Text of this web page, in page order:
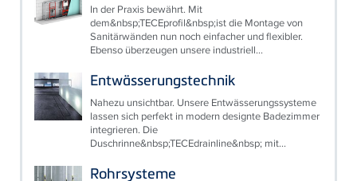
In der Praxis bewährt. Mit
dem&nbsp;TECEprofil&nbsp;ist die Montage von
Sanitärwänden nun noch einfacher und flexibler.
Ebenso überzeugen unsere industriell...
Entwässerungstechnik
Nahezu unsichtbar. Unsere Entwässerungssysteme
lassen sich perfekt in modern designte Badezimmer
integrieren. Die
Duschrinne&nbsp;TECEdrainline&nbsp; mit...
Rohrsysteme